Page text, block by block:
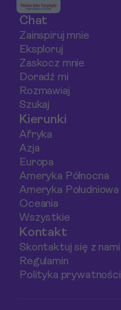
aby pomóc Ci wybrać
idealne miejsce na
niezapomniany
wypoczynek.
Chat
Zainspiruj mnie
Eksploruj
Zaskocz mnie
Doradź mi
Rozmawiaj
Szukaj
Kierunki
Afryka
Azja
Europa
Ameryka Północna
Ameryka Południowa
Oceania
Wszystkie
Kontakt
Skontaktuj się z nami
Regulamin
Polityka prywatności